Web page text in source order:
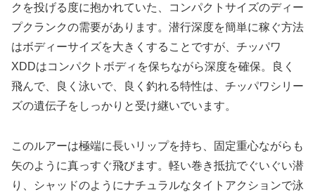
クを投げる度に抱かれていた、コンパクトサイズのディー
プクランクの需要があります。潜行深度を簡単に稼ぐ方法
はボディーサイズを大きくすることですが、チッパワ
XDDはコンパクトボディを保ちながら深度を確保。良く
飛んで、良く泳いで、良く釣れる特性は、チッパワシリー
ズの遺伝子をしっかりと受け継いでいます。
このルアーは極端に長いリップを持ち、固定重心ながらも
矢のように真っすぐ飛びます。軽い巻き抵抗でぐいぐい潜
り、シャッドのようにナチュラルなタイトアクションで泳